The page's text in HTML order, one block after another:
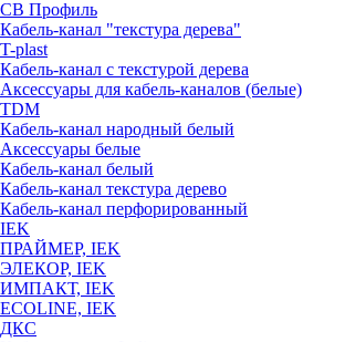
СВ Профиль
Кабель-канал "текстура дерева"
T-plast
Кабель-канал с текстурой дерева
Аксессуары для кабель-каналов (белые)
TDM
Кабель-канал народный белый
Аксессуары белые
Кабель-канал белый
Кабель-канал текстура дерево
Кабель-канал перфорированный
IEK
ПРАЙМЕР, IEK
ЭЛЕКОР, IEK
ИМПАКТ, IEK
ECOLINE, IEK
ДКС